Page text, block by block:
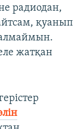
радиодан,
қуанып
алмаймын.
жатқан